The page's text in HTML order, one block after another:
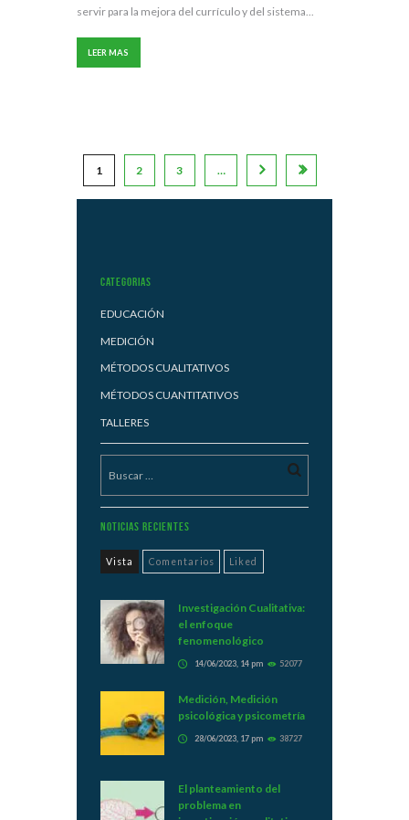
servir para la mejora del currículo y del sistema...
LEER MAS
1 2 3 …
Categorias
EDUCACIÓN
MEDICIÓN
MÉTODOS CUALITATIVOS
MÉTODOS CUANTITATIVOS
TALLERES
Noticias Recientes
Vista Comentarios Liked
Investigación Cualitativa:
el enfoque
fenomenológico
14/06/2023, 14 pm 52077
Medición, Medición
psicológica y psicometría
28/06/2023, 17 pm 38727
El planteamiento del
problema en